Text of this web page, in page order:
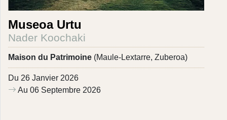
Museoa Urtu
Nader Koochaki
Maison du Patrimoine (Maule-Lextarre, Zuberoa)
Du 26 Janvier 2026
Au 06 Septembre 2026